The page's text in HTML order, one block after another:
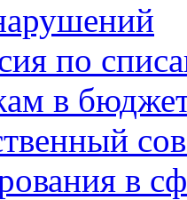
по
в
в